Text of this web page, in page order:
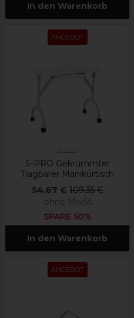
In den Warenkorb
ANGEBOT
S-PRO Gekrümmter
Tragbarer Manikürtisch
54,67 € 109,35 €
ohne MwSt.
SPARE 50%
In den Warenkorb
ANGEBOT